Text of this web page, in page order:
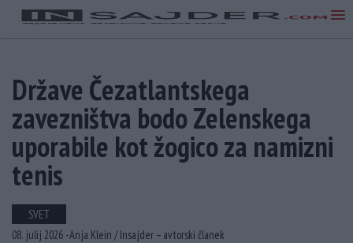
Države Čezatlantskega
zavezništva bodo Zelenskega
uporabile kot žogico za namizni
tenis
SVET
08. julij 2026 -Anja Klein /Insajder – avtorski članek